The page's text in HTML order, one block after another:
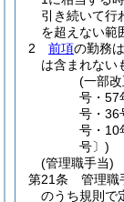
引き続いて行
を超えない範
2
前項の勤務は
は含まれない
(一部
号・57
号・36
号・10
号〕)
(管理職手当)
第21条
管理職
のうち規則で